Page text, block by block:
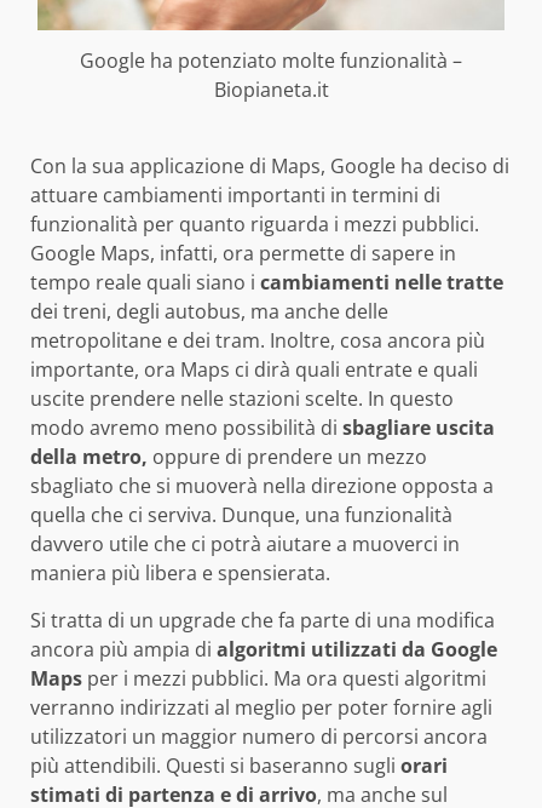
Google ha potenziato molte funzionalità –
Biopianeta.it
Con la sua applicazione di Maps, Google ha deciso di
attuare cambiamenti importanti in termini di
funzionalità per quanto riguarda i mezzi pubblici.
Google Maps, infatti, ora permette di sapere in
tempo reale quali siano i cambiamenti nelle tratte
dei treni, degli autobus, ma anche delle
metropolitane e dei tram. Inoltre, cosa ancora più
importante, ora Maps ci dirà quali entrate e quali
uscite prendere nelle stazioni scelte. In questo
modo avremo meno possibilità di sbagliare uscita
della metro, oppure di prendere un mezzo
sbagliato che si muoverà nella direzione opposta a
quella che ci serviva. Dunque, una funzionalità
davvero utile che ci potrà aiutare a muoverci in
maniera più libera e spensierata.
Si tratta di un upgrade che fa parte di una modifica
ancora più ampia di algoritmi utilizzati da Google
Maps per i mezzi pubblici. Ma ora questi algoritmi
verranno indirizzati al meglio per poter fornire agli
utilizzatori un maggior numero di percorsi ancora
più attendibili. Questi si baseranno sugli orari
stimati di partenza e di arrivo, ma anche sul